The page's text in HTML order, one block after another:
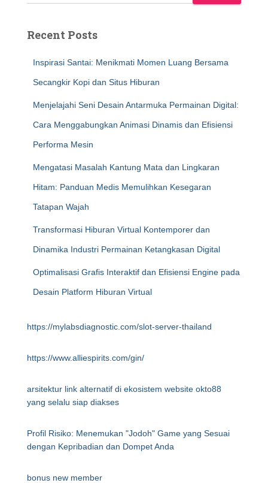
Recent Posts
Inspirasi Santai: Menikmati Momen Luang Bersama
Secangkir Kopi dan Situs Hiburan
Menjelajahi Seni Desain Antarmuka Permainan Digital:
Cara Menggabungkan Animasi Dinamis dan Efisiensi
Performa Mesin
Mengatasi Masalah Kantung Mata dan Lingkaran
Hitam: Panduan Medis Memulihkan Kesegaran
Tatapan Wajah
Transformasi Hiburan Virtual Kontemporer dan
Dinamika Industri Permainan Ketangkasan Digital
Optimalisasi Grafis Interaktif dan Efisiensi Engine pada
Desain Platform Hiburan Virtual
https://mylabsdiagnostic.com/slot-server-thailand
https://www.alliespirits.com/gin/
arsitektur link alternatif di ekosistem website okto88
yang selalu siap diakses
Profil Risiko: Menemukan "Jodoh" Game yang Sesuai
dengan Kepribadian dan Dompet Anda
bonus new member